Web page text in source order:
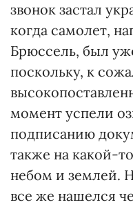
звонок застал
когда самолет,
Брюссель, был
поскольку, к
момент успели
подписанию
также на какой-
небом и землей.
все же нашелся